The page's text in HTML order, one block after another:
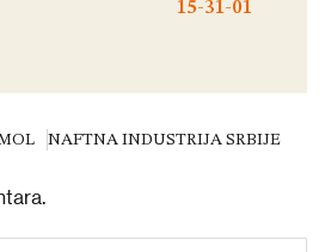
NAFTNA INDUSTRIJA SRBIJE